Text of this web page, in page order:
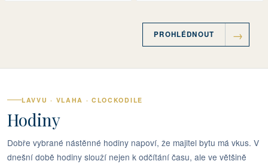
PROHLÉDNOUT
LAVVU · VLAHA · CLOCKODILE
Hodiny
Dobře vybrané nástěnné hodiny napoví, že majitel bytu má vkus. V
dnešní době hodiny slouží nejen k odčítání času, ale ve většině